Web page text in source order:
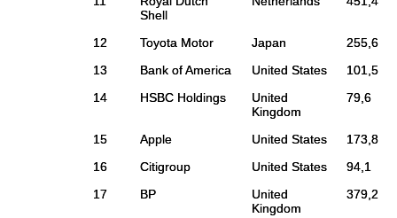
Shell
12 Toyota Motor Japan 255,6
13
Bank of America United States 101,5
14
HSBC Holdings
United
Kingdom
79,6
15 Apple United States 173,8
16
Citigroup United States 94,1
17
BP
United
Kingdom
379,2